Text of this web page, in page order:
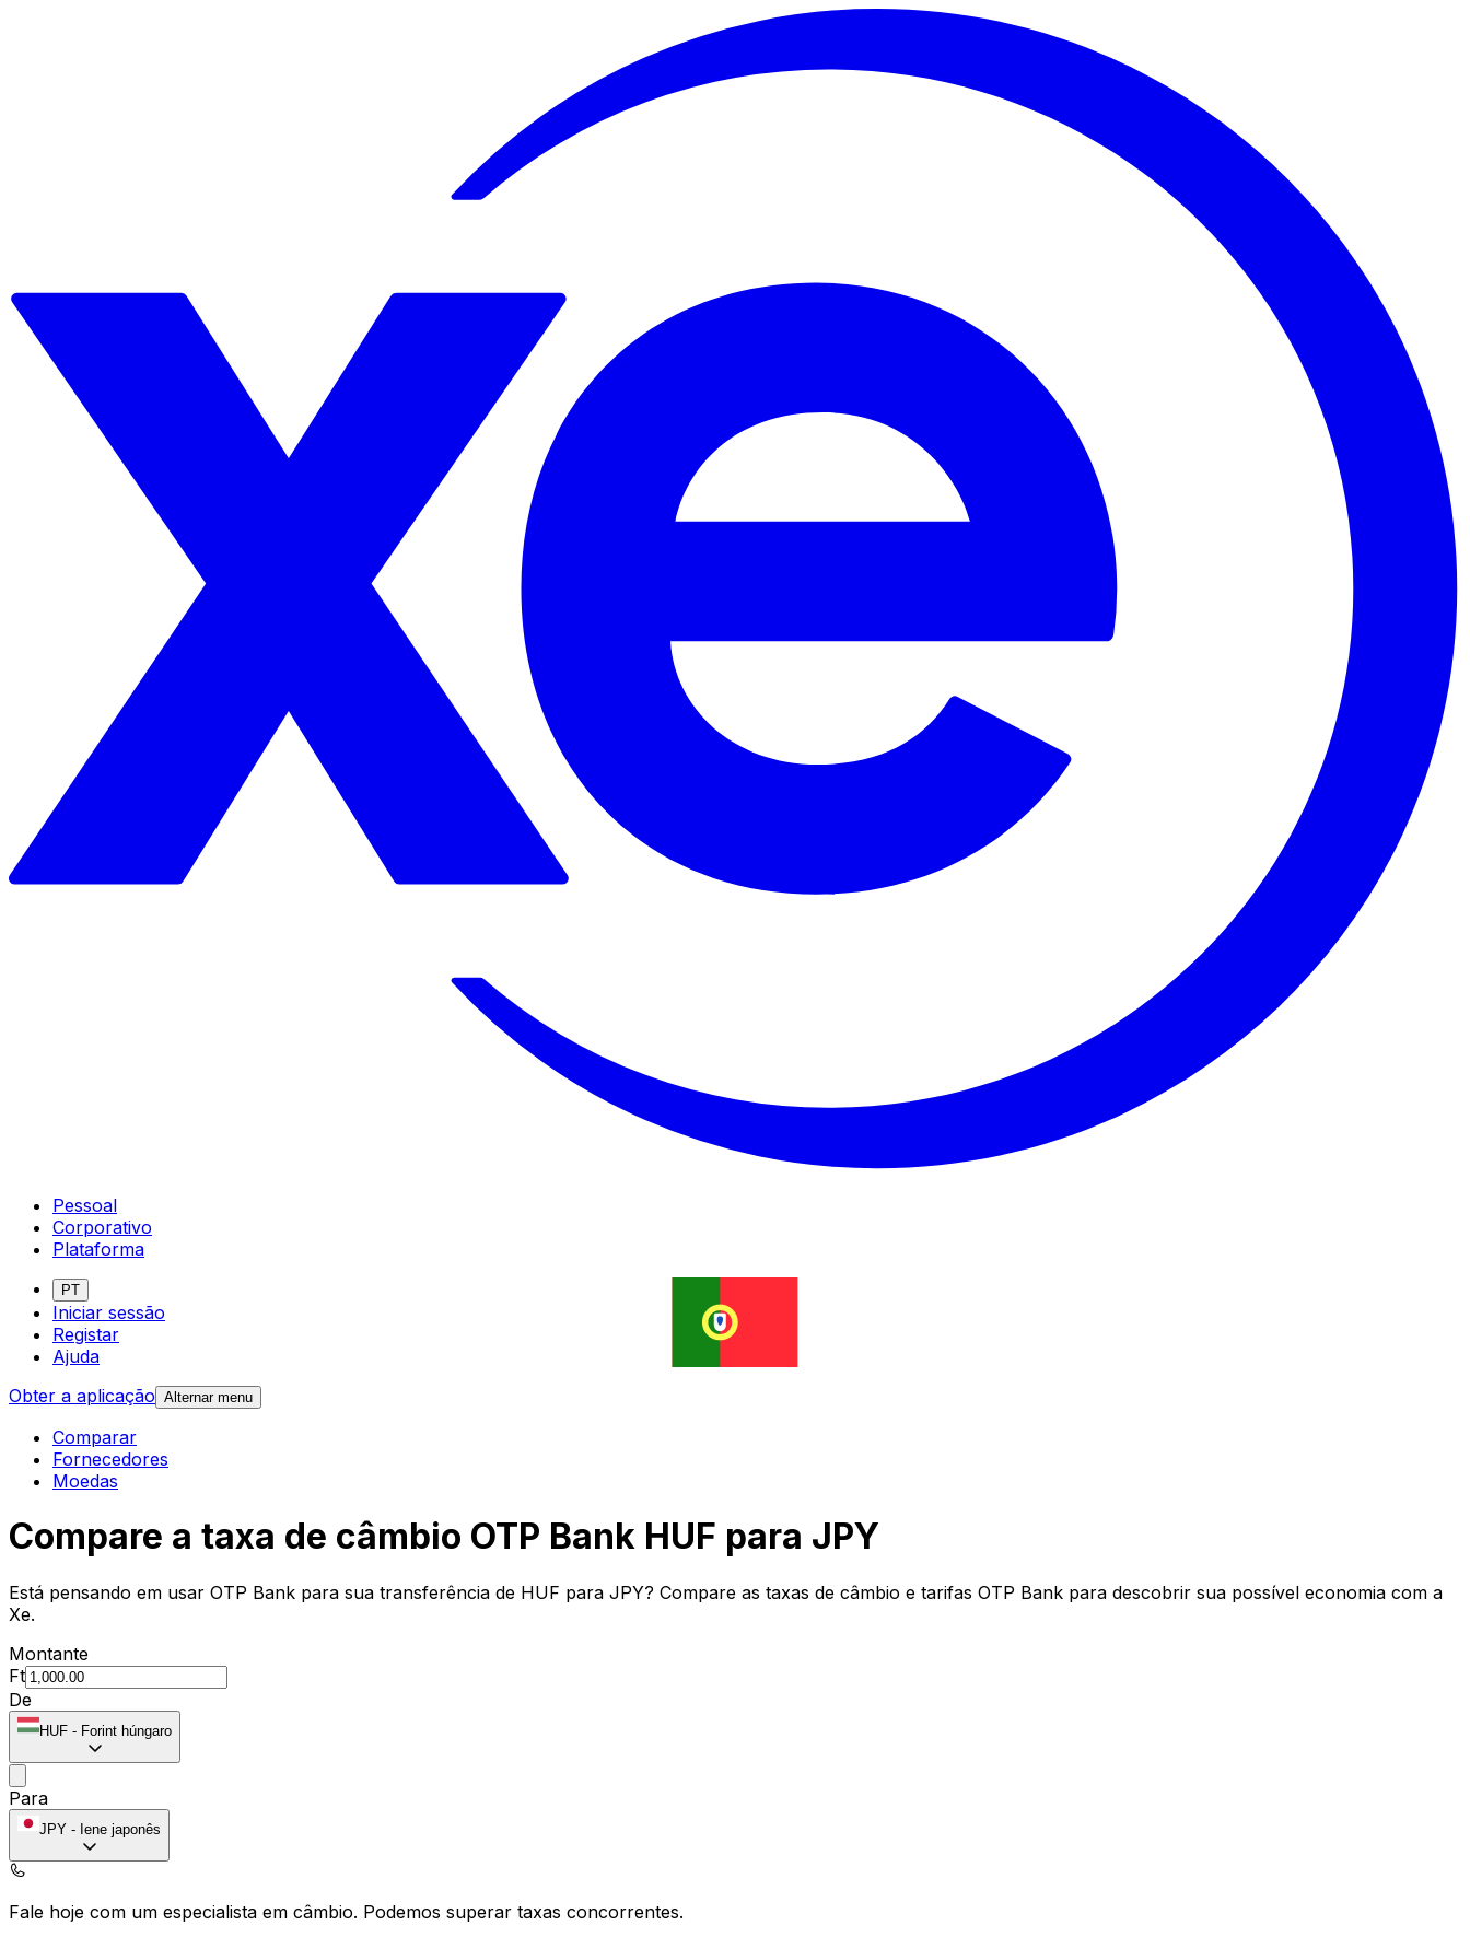
Pessoal
Corporativo
Plataforma
PT
Iniciar sessão
Registar
Ajuda
Obter a aplicação Alternar menu
Comparar
Fornecedores
Moedas
Compare a taxa de câmbio OTP Bank HUF para JPY
Está pensando em usar OTP Bank para sua transferência de HUF para JPY? Compare as taxas de câmbio e tarifas OTP Bank para descobrir sua possível economia com a
Xe.
Montante
Ft
De
HUF - Forint húngaro
Para
JPY - Iene japonês
Fale hoje com um especialista em câmbio. Podemos superar taxas concorrentes.